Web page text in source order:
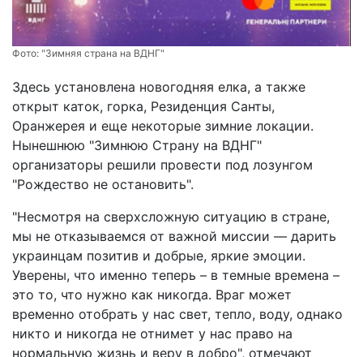
Фото: "Зимняя страна на ВДНГ"
Здесь установлена новогодняя елка, а также
открыт каток, горка, Резиденция Санты,
Оранжерея и еще некоторые зимние локации.
Нынешнюю "Зимнюю Страну на ВДНГ"
организаторы решили провести под лозунгом
"Рождество не остановить".
"Несмотря на сверхсложную ситуацию в стране,
мы не отказываемся от важной миссии — дарить
украинцам позитив и добрые, яркие эмоции.
Уверены, что именно теперь – в темные времена –
это то, что нужно как никогда. Враг может
временно отобрать у нас свет, тепло, воду, однако
никто и никогда не отнимет у нас право на
нормальную жизнь и веру в добро", отмечают